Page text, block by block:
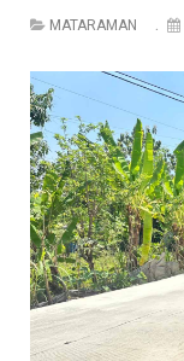
MATARAMAN